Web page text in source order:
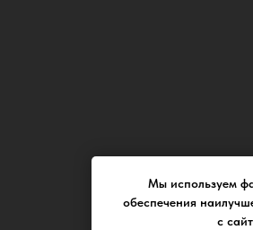
Мы используем
обеспечения
с